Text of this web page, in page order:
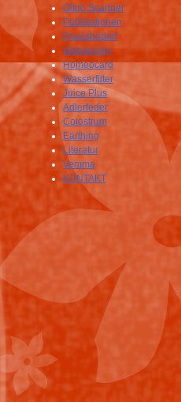
Oligo Scanner
Publikationen
Praxisbedarf
Webdesign
Homeocard
Wasserfilter
Juice Plus
Adlerfeder
Colostrum
Earthing
Literatur
Vemma
KONTAKT